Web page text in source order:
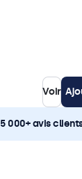
Voir
5 000+ avis